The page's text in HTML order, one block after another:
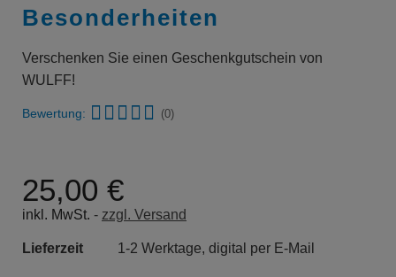
Besonderheiten
Verschenken Sie einen Geschenkgutschein von
WULFF!
Bewertung: (0)
25,00 €
inkl. MwSt. zzgl. Versand
Lieferzeit 1-2 Werktage, digital per E-Mail